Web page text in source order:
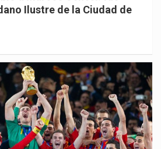
Ilustre de la Ciudad de